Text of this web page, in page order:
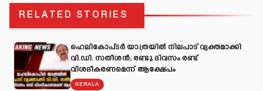
RELATED STORIES
ഹെലികോപ്ടർ യാത്രയിൽ നിലപാട് വ്യക്തമാക്കി
വി.ഡി. സതീശൻ; രണ്ടു ദിവസം രണ്ട്
വിശദീകരണമെന്ന് ആക്ഷേപം
KERALA